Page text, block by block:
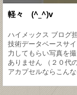
軽々 (^_^)v
ハイメックス ブログ
技術データベースサ
力してもらい写真を
ありません （２０代
アカプセルならこん